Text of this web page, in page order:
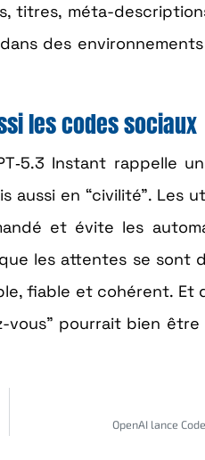
titres, méta-
des
les codes sociaux
Instant rappelle
aussi en “civilité”. Les
et évite les
les attentes se sont
fiable et cohérent. Et
pourrait bien être
OpenAI lance